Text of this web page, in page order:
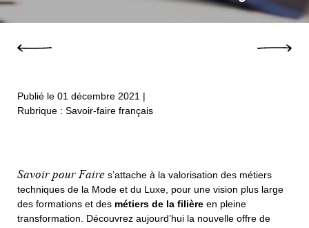
Publié le 01 décembre 2021 |
Rubrique : Savoir-faire français
Savoir pour Faire s’attache à la valorisation des métiers
techniques de la Mode et du Luxe, pour une vision plus large
des formations et des métiers de la filière en pleine
transformation. Découvrez aujourd’hui la nouvelle offre de